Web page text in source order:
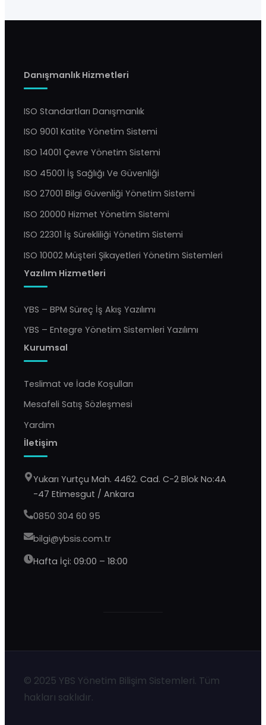
Danışmanlık Hizmetleri
ISO Standartları Danışmanlık
ISO 9001 Katite Yönetim Sistemi
ISO 14001 Çevre Yönetim Sistemi
ISO 45001 İş Sağlığı Ve Güvenliği
ISO 27001 Bilgi Güvenliği Yönetim Sistemi
ISO 20000 Hizmet Yönetim Sistemi
ISO 22301 İş Sürekliliği Yönetim Sistemi
ISO 10002 Müşteri Şikayetleri Yönetim Sistemleri
Yazılım Hizmetleri
YBS – BPM Süreç İş Akış Yazılımı
YBS – Entegre Yönetim Sistemleri Yazılımı
Kurumsal
Teslimat ve İade Koşulları
Mesafeli Satış Sözleşmesi
Yardım
İletişim
Yukarı Yurtçu Mah. 4462. Cad. C-2 Blok No:4A
-47 Etimesgut / Ankara
0850 304 60 95
bilgi@ybsis.com.tr
Hafta İçi: 09:00 – 18:00
© 2025 YBS Yönetim Bilişim Sistemleri. Tüm
hakları saklıdır.